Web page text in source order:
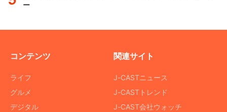
ー
コンテンツ
ライフ
グルメ
デジタル
関連サイト
J-CASTニュース
J-CASTトレンド
J-CAST会社ウォッチ